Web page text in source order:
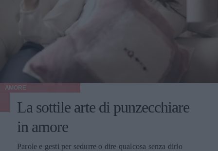
AMORE
La sottile arte di punzecchiare
in amore
Parole e gesti per sedurre o dire qualcosa senza dirlo